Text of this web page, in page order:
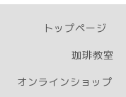
トップページ
珈琲教室
オンラインショップ